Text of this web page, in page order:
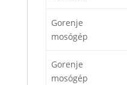
Gorenje
mosógép
Gorenje
mosógép